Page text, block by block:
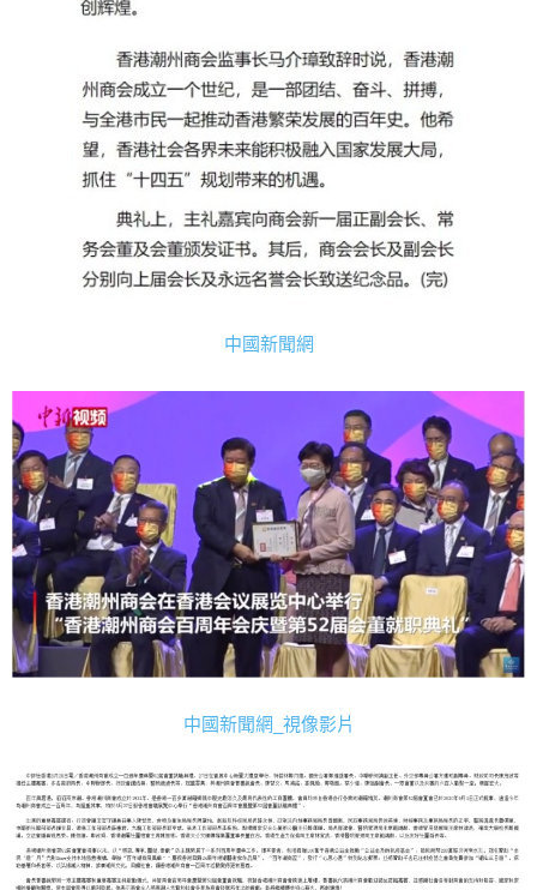
中國新聞網
中國新聞網_視像影片